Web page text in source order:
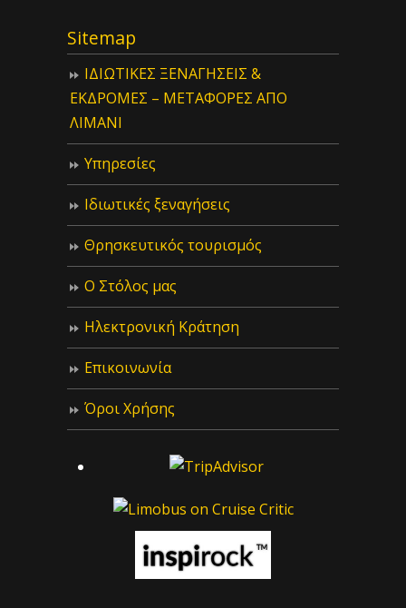
Sitemap
ΙΔIΩΤΙΚΕΣ ΞΕΝΑΓΗΣΕΙΣ &
ΕΚΔΡΟΜΕΣ – ΜΕΤΑΦΟΡΕΣ ΑΠΟ
ΛΙΜΑΝΙ
Υπηρεσίες
Ιδιωτικές ξεναγήσεις
Θρησκευτικός τουρισμός
Ο Στόλος μας
Ηλεκτρονική Κράτηση
Επικοινωνία
Όροι Χρήσης